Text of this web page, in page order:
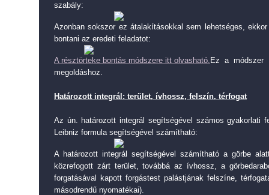
szabály:
Azonban sokszor ez átalakításokkal sem lehetséges,
bontani az eredeti feladatot:
A résztörteke bontás módszere itt olvasható. Ez a módszer
megoldáshoz.
Határozott integrál: terület, ívhossz, felszín, térfogat
Az ún. határozott integrál segítségével számos gyakorlati
Leibniz formula segítségével számítható:
A határozott integrál segítségével számítható a görbe
közrefogott zárt terület, továbbá az ívhossz, a
forgatásával kapott forgástest palástjának felszíne,
másodrendű nyomatékai).